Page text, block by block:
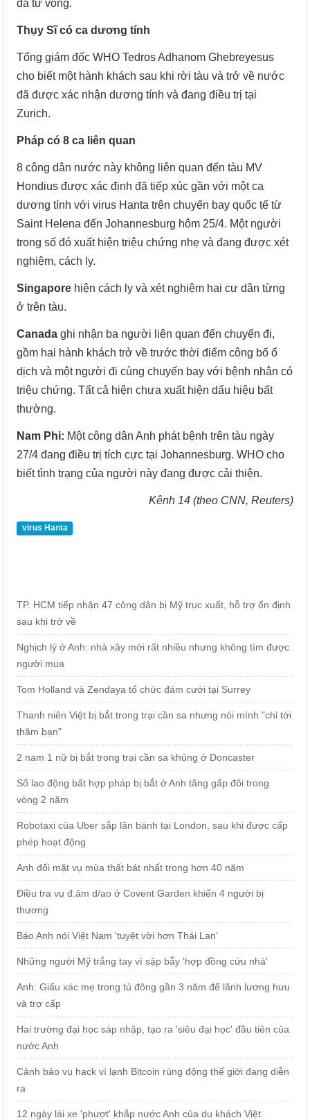
đã tử vong.
Thụy Sĩ có ca dương tính
Tổng giám đốc WHO Tedros Adhanom Ghebreyesus
cho biết một hành khách sau khi rời tàu và trở về nước
đã được xác nhận dương tính và đang điều trị tại
Zurich.
Pháp có 8 ca liên quan
8 công dân nước này không liên quan đến tàu MV
Hondius được xác định đã tiếp xúc gần với một ca
dương tính với virus Hanta trên chuyến bay quốc tế từ
Saint Helena đến Johannesburg hôm 25/4. Một người
trong số đó xuất hiện triệu chứng nhẹ và đang được xét
nghiệm, cách ly.
Singapore hiện cách ly và xét nghiệm hai cư dân từng
ở trên tàu.
Canadaghi nhận ba người liên quan đến chuyến đi,
gồm hai hành khách trở về trước thời điểm công bố ổ
dịch và một người đi cùng chuyến bay với bệnh nhân có
triệu chứng. Tất cả hiện chưa xuất hiện dấu hiệu bất
thường.
Nam Phi: Một công dân Anh phát bệnh trên tàu ngày
27/4 đang điều trị tích cực tại Johannesburg. WHO cho
biết tình trạng của người này đang được cải thiện.
Kênh 14 (theo CNN, Reuters)
virus Hanta
TP. HCM tiếp nhận 47 công dân bị Mỹ trục xuất, hỗ trợ ổn định
sau khi trở về
Nghịch lý ở Anh: nhà xây mới rất nhiều nhưng không tìm được
người mua
Tom Holland và Zendaya tổ chức đám cưới tại Surrey
Thanh niên Việt bị bắt trong trại cần sa nhưng nói mình "chỉ tới
thăm bạn"
2 nam 1 nữ bị bắt trong trại cần sa khủng ở Doncaster
Số lao động bất hợp pháp bị bắt ở Anh tăng gấp đôi trong
vòng 2 năm
Robotaxi của Uber sắp lăn bánh tại London, sau khi được cấp
phép hoạt động
Anh đối mặt vụ mùa thất bát nhất trong hơn 40 năm
Điều tra vụ đ.âm d/ao ở Covent Garden khiến 4 người bị
thương
Báo Anh nói Việt Nam 'tuyệt vời hơn Thái Lan'
Những người Mỹ trắng tay vì sập bẫy 'hợp đồng cứu nhà'
Anh: Giấu xác mẹ trong tủ đông gần 3 năm để lãnh lương hưu
và trợ cấp
Hai trường đại học sáp nhập, tạo ra 'siêu đại học' đầu tiên của
nước Anh
Cảnh báo vụ hack ví lạnh Bitcoin rúng động thế giới đang diễn
ra
12 ngày lái xe 'phượt' khắp nước Anh của du khách Việt